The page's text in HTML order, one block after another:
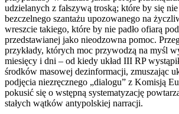
udzielanych z fałszywą troską; które by się nie
bezczelnego szantażu upozowanego na
wreszcie takiego, które by nie padło ofiarą
przedstawianej jako nieodzowna pomoc.
przykłady, których moc przywodzą na myśl
miesięcy i dni – od kiedy układ III RP wystąpił
środków masowej dezinformacji, zmuszając
podjęcia niezręcznego „dialogu” z Komisją
pokusić się o wstępną systematyzację
stałych wątków antypolskiej narracji.